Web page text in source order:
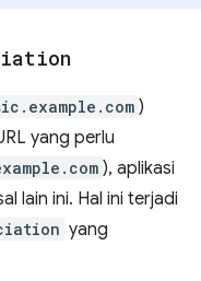
)
yang perlu
), aplikasi
lain ini. Hal ini terjadi
yang